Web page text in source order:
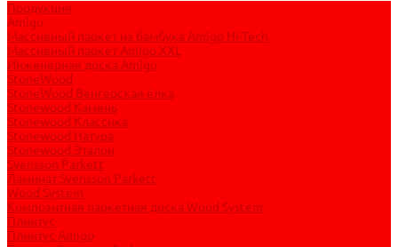
Продукция
Amigo
Массивный паркет из бамбука Amigo Hi-Tech
Массивный паркет Amigo XXL
Инженерная доска Amigo
StoneWood
StoneWood Венгерская ёлка
Stonewood Камень
Stonewood Классика
Stonewood Натура
Stonewood Эталон
Svensson Parkett
Ламинат Svensson Parkett
Wood System
Композитная паркетная доска Wood System
Плинтус
Плинтус Amigo